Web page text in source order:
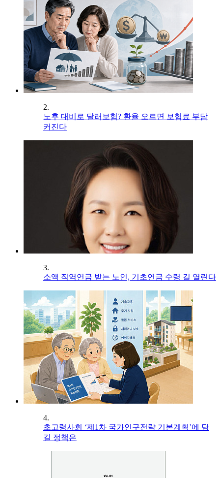
2.
노후 대비로 달러보험? 환율 오르면 보험료 부담
커진다
3.
소액 직역연금 받는 노인, 기초연금 수령 길 열린다
4.
초고령사회 ‘제1차 국가인구전략 기본계획’에 담
길 정책은